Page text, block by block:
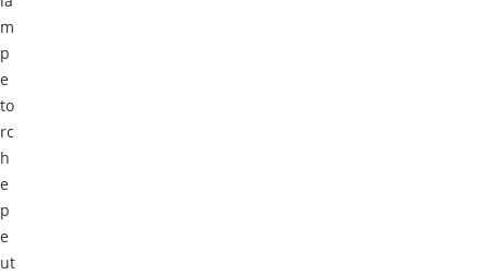
m
p
e
to
rc
h
e
p
e
ut